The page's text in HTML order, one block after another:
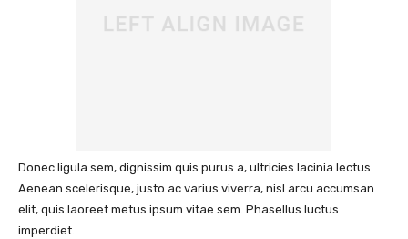
Donec ligula sem, dignissim quis purus a, ultricies lacinia lectus.
Aenean scelerisque, justo ac varius viverra, nisl arcu accumsan
elit, quis laoreet metus ipsum vitae sem. Phasellus luctus
imperdiet.